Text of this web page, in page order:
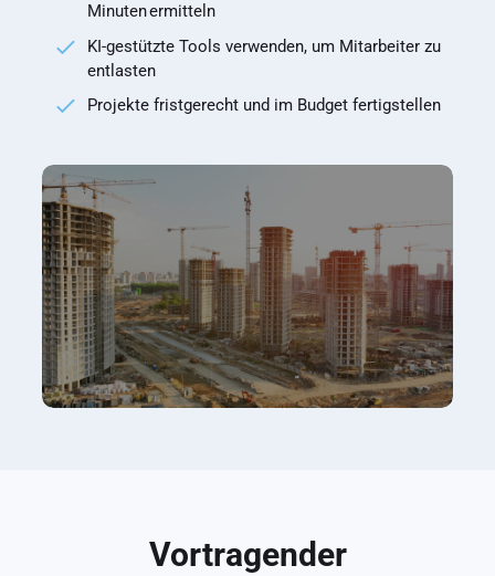
Minuten ermitteln
KI-gestützte Tools verwenden, um Mitarbeiter zu
entlasten
Projekte fristgerecht und im Budget fertigstellen
Vortragender